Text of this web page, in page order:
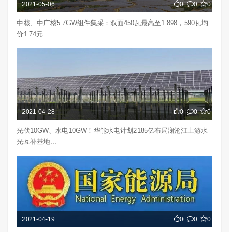
2021-05-06 0 0 0
中核、中广核5.7GW组件集采：双面450瓦最高至1.898，590瓦均
价1.74元...
2021-04-28 0 0 0
光伏10GW、水电10GW！华能水电计划2185亿布局澜沧江上游水
光互补基地...
2021-04-19 0 0 0